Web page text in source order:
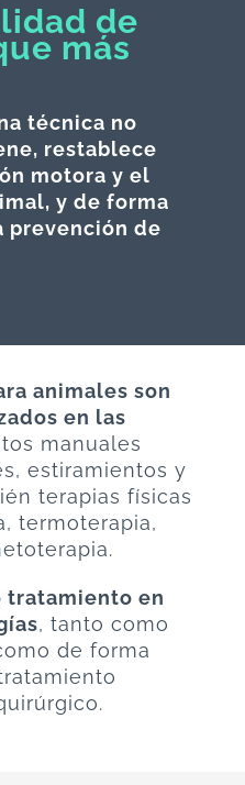
de
más
técnica no
restablece
motora y el
y de forma
prevención de
animales son
en las
manuales
estiramientos y
terapias físicas
termoterapia,
tratamiento en
, tanto como
de forma